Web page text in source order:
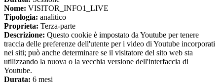
Nome: VISITOR_INFO1_LIVE
Tipologia: analitico
Proprieta: Terza-parte
Descrizione: Questo cookie è impostato da Youtube per tenere
traccia delle preferenze dell'utente per i video di Youtube incorporati
nei siti; può anche determinare se il visitatore del sito web sta
utilizzando la nuova o la vecchia versione dell'interfaccia di
Youtube.
Durata: 6 mesi